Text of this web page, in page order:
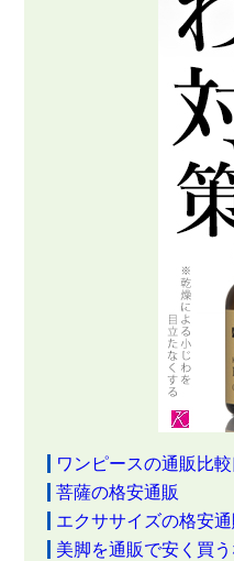
ワンピースの通販比較
菩薩の格安通販
エクササイズの格安通
美脚を通販で安く買う